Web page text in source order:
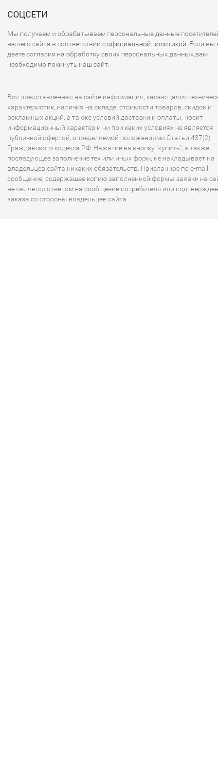
СОЦСЕТИ
Мы получаем и обрабатываем персональные данные
нашего сайта в соответствии софициальной политикой . Если вы
даете согласия на обработку своих персональных данных,вам
необходимо покинуть наш сайт.
Вся представленная на сайте информация, касающаяся
характеристик, наличия на складе, стоимости товаров, скидок и
рекламных акций, а также условий доставки и оплаты, носит
информационный характер и ни при каких условиях не является
публичной офертой, определяемой положениями Статьи 437(2)
Гражданского кодекса РФ. Нажатие на кнопку "купить", а также
последующее заполнение тех или иных форм, не накладывает на
владельцев сайта никаких обязательств. Присланное по e-mail
сообщение, содержащее копию заполненной формы заявки на
не является ответом на сообщение потребителя или
заказа со стороны владельцев сайта.